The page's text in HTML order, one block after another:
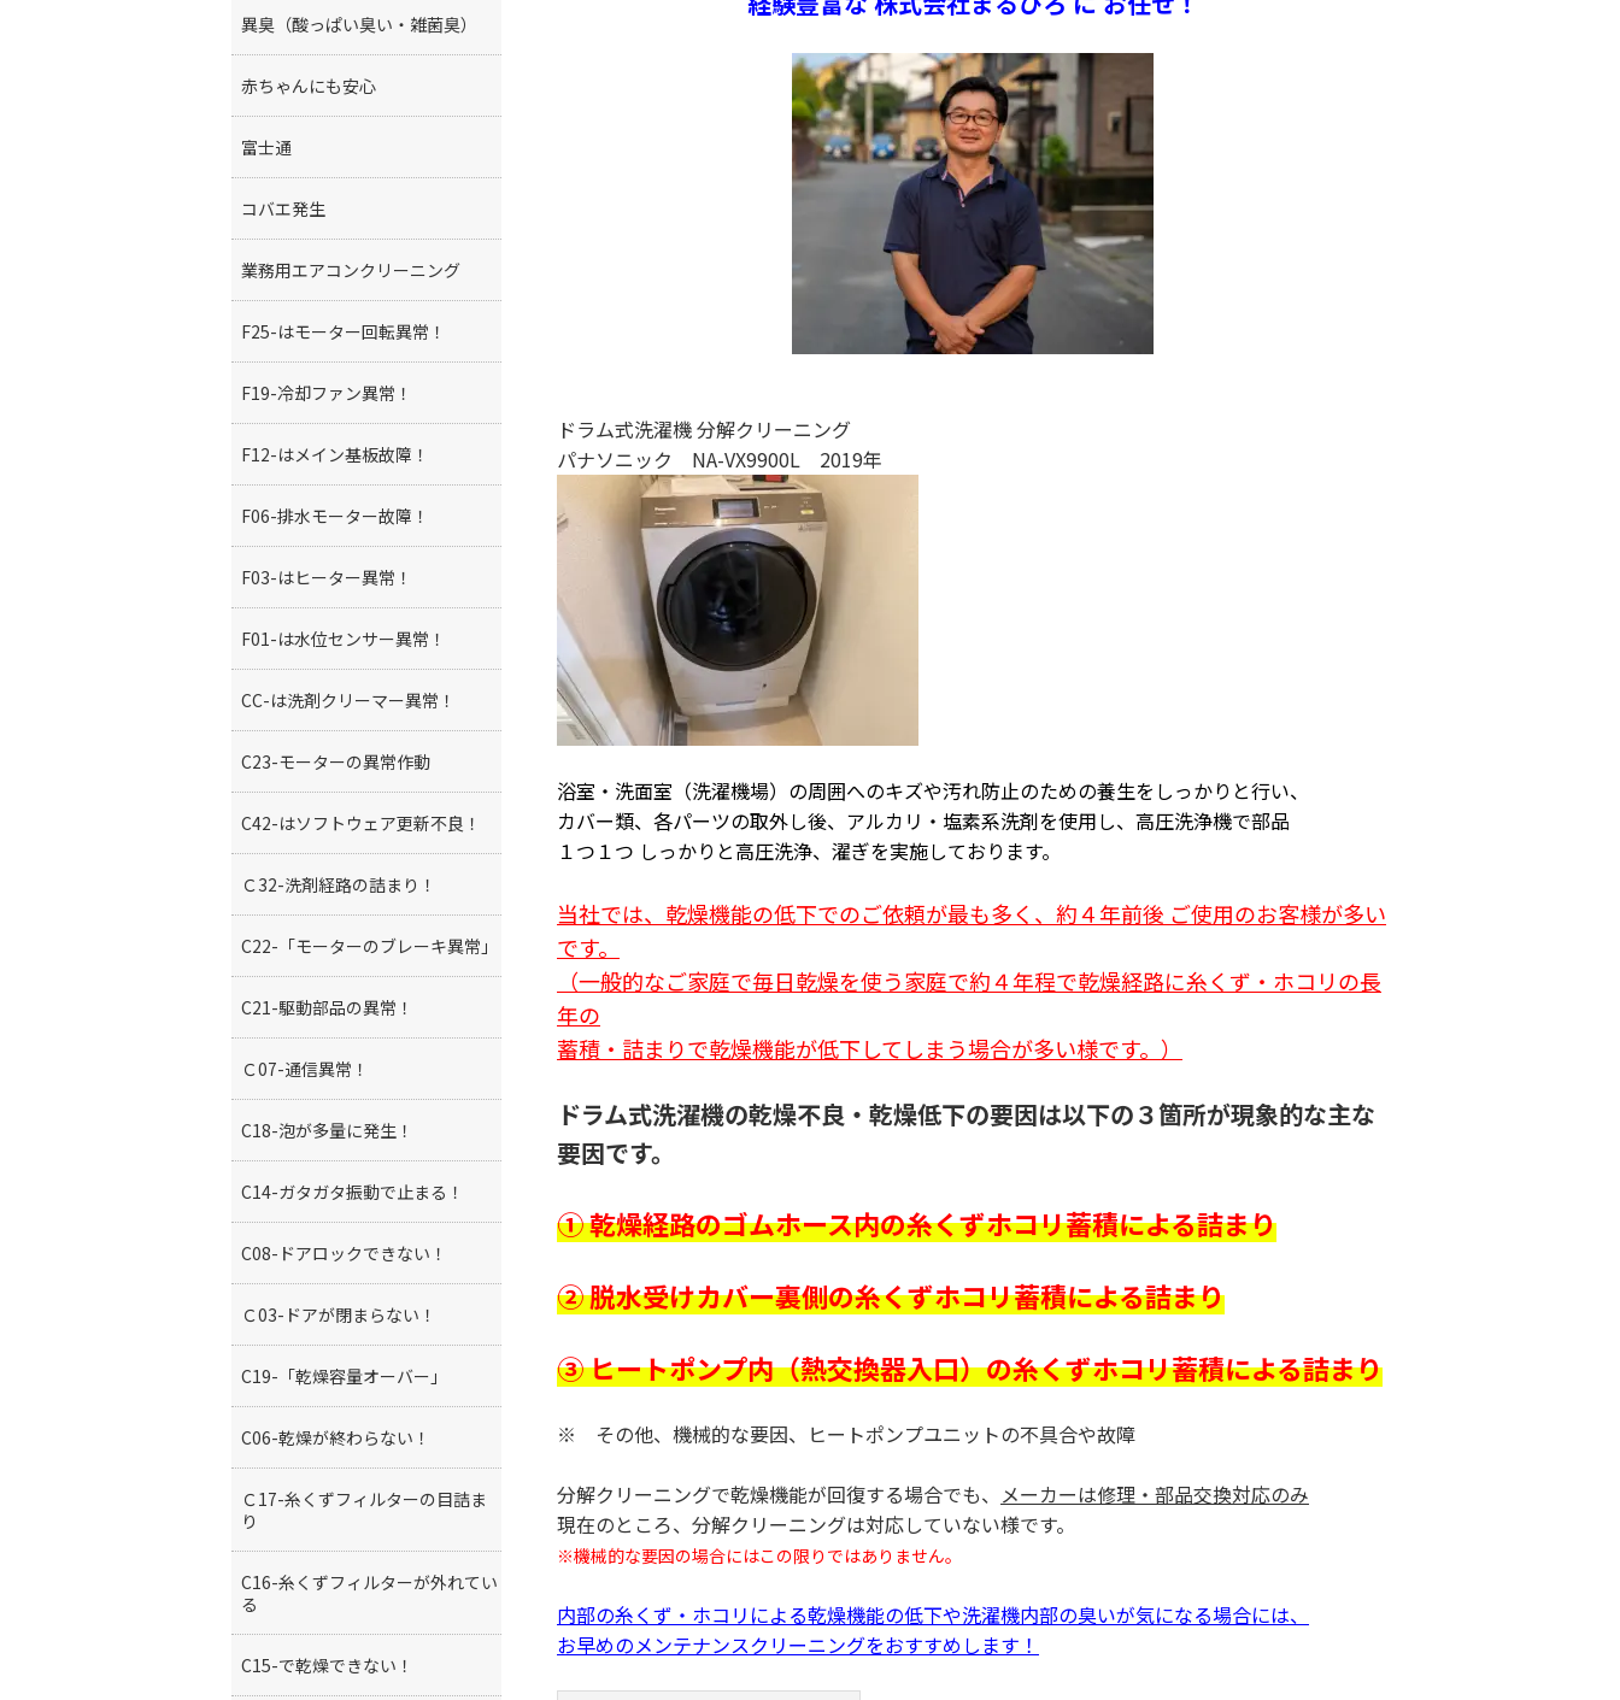
ドラム式洗濯機 分解クリーニング
パナソニック NA-VX9900L 2019年
浴室・洗面室（洗濯機場）の周囲へのキズや汚れ防止のための養生をしっかりと行い、
カバー類、各パーツの取外し後、アルカリ・塩素系洗剤を使用し、高圧洗浄機で部品
１つ１つ しっかりと高圧洗浄、濯ぎを実施しております。
当社では、乾燥機能の低下でのご依頼が最も多く、約４年前後 ご使用のお客様が多い
です。
（一般的なご家庭で毎日乾燥を使う家庭で約４年程で乾燥経路に糸くず・ホコリの長
年の
蓄積・詰まりで乾燥機能が低下してしまう場合が多い様です。 ）
ドラム式洗濯機の乾燥不良・乾燥低下の要因は以下の３箇所が現象的な主な
要因です。
① 乾燥経路のゴムホース内の糸くずホコリ蓄積による詰まり
② 脱水受けカバー裏側の糸くずホコリ蓄積による詰まり
③ ヒートポンプ内（熱交換器入口）の糸くずホコリ蓄積による詰まり
※ その他、機械的な要因、ヒートポンプユニットの不具合や故障
分解クリーニングで乾燥機能が回復する場合でも、 メーカーは修理・部品交換対応のみ
現在のところ、分解クリーニングは対応していない様です。
※機械的な要因の場合にはこの限りではありません。
内部の糸くず・ホコリによる乾燥機能の低下や洗濯機内部の臭いが気になる場合には、
お早めのメンテナンスクリーニングをおすすめします！
異臭（酸っぱい臭い・雑菌臭）
赤ちゃんにも安心
富士通
コバエ発生
業務用エアコンクリーニング
F25-はモーター回転異常！
F19-冷却ファン異常！
F12-はメイン基板故障！
F06-排水モーター故障！
F03-はヒーター異常！
F01-は水位センサー異常！
CC-は洗剤クリーマー異常！
C23-モーターの異常作動
C42-はソフトウェア更新不良！
Ｃ32-洗剤経路の詰まり！
C22-「モーターのブレーキ異常」
C21-駆動部品の異常！
Ｃ07-通信異常！
C18-泡が多量に発生！
C14-ガタガタ振動で止まる！
C08-ドアロックできない！
Ｃ03-ドアが閉まらない！
C19-「乾燥容量オーバー」
C06-乾燥が終わらない！
Ｃ17-糸くずフィルターの目詰ま
り
C16-糸くずフィルターが外れてい
る
C15-で乾燥できない！